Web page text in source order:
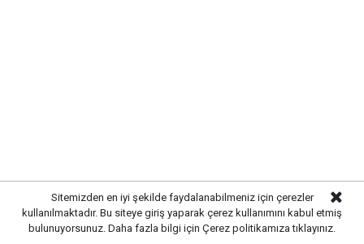
Sitemizden en iyi şekilde faydalanabilmeniz için çerezler
kullanılmaktadır. Bu siteye giriş yaparak çerez kullanımını kabul etmiş
bulunuyorsunuz. Daha fazla bilgi için Çerez politikamıza tıklayınız.